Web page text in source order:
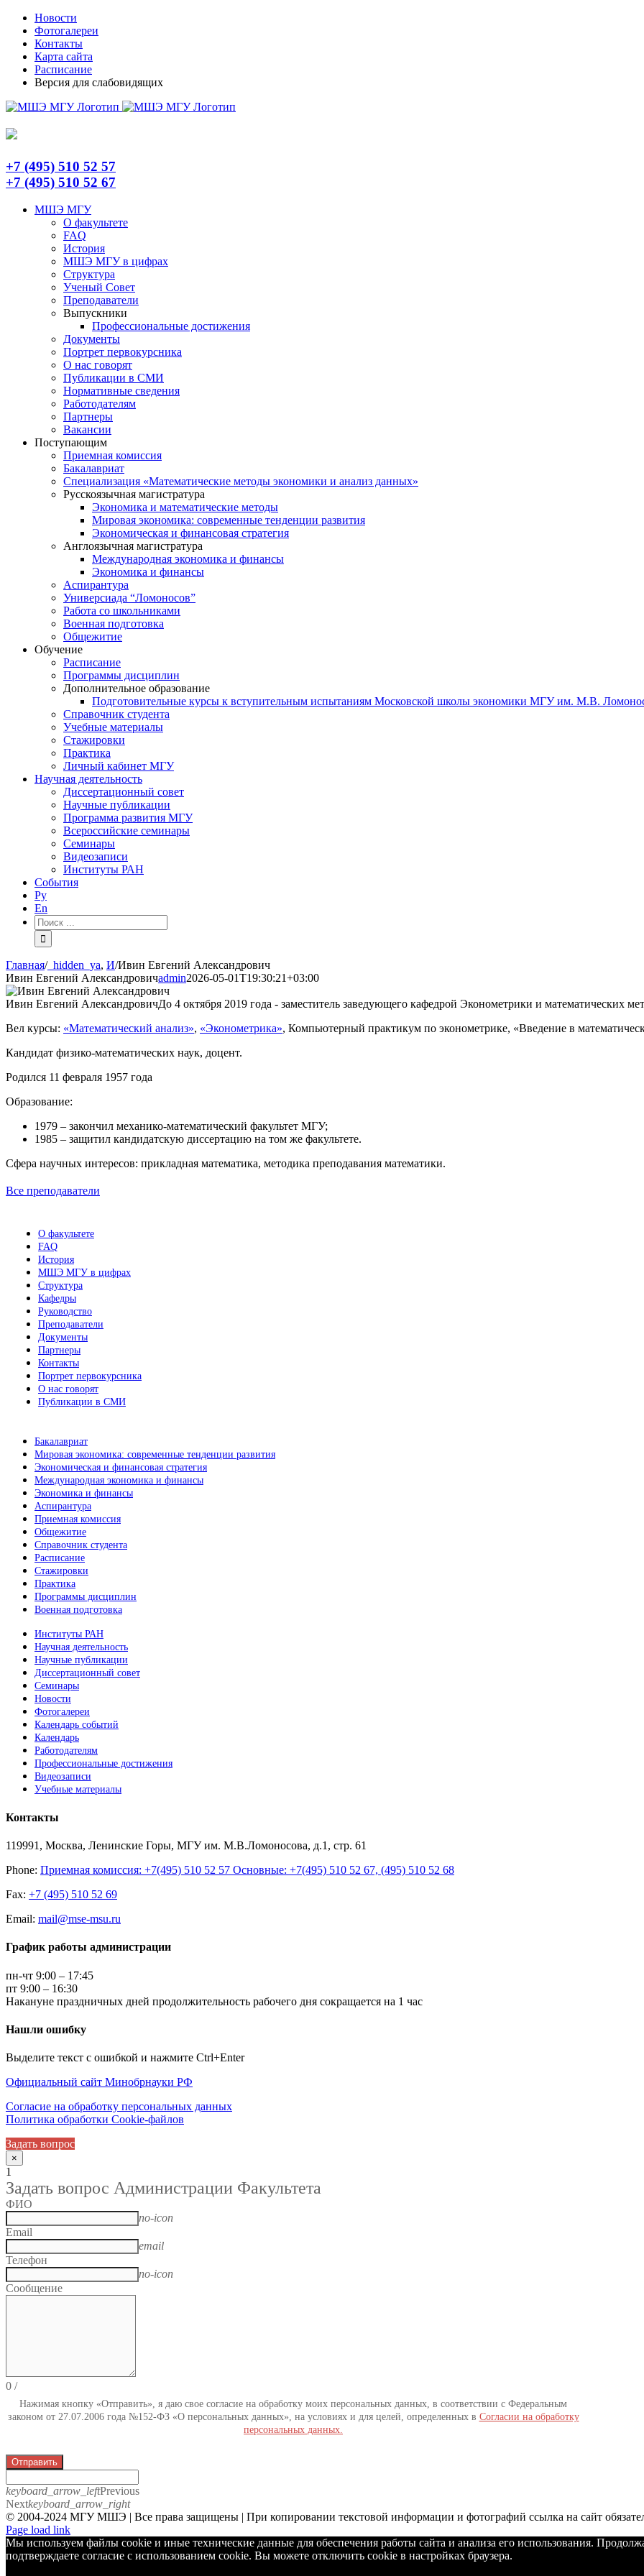
Skip
content
TelegramНовости
Фотогалереи
Контакты
Карта сайта
Расписание
Версия для слабовидящих
+7 (495) 510 52 57
+7 (495) 510 52 67
МШЭ МГУ
О факультете
FAQ
История
МШЭ МГУ в цифрах
Структура
Ученый Совет
Преподаватели
Выпускники
Профессиональные достижения
Документы
Портрет первокурсника
О нас говорят
Публикации в СМИ
Нормативные сведения
Работодателям
Партнеры
Вакансии
Поступающим
Приемная комиссия
Бакалавриат
Специализация «Математические методы экономики и анализ данных»
Русскоязычная магистратура
Экономика и математические методы
Мировая экономика: современные тенденции развития
Экономическая и финансовая стратегия
Англоязычная магистратура
Международная экономика и финансы
Экономика и финансы
Аспирантура
Универсиада “Ломоносов”
Работа со школьниками
Военная подготовка
Общежитие
Обучение
Расписание
Программы дисциплин
Дополнительное образование
Подготовительные курсы к вступительным испытаниям Московской школы экономики МГУ им. М.В.
Справочник студента
Учебные материалы
Стажировки
Практика
Личный кабинет МГУ
Научная деятельность
Диссертационный совет
Научные публикации
Программа развития МГУ
Всероссийские семинары
Семинары
Видеозаписи
Институты РАН
События
Ру
En
Результат
поиска:
Главная/_hidden_ya, И/Ивин Евгений Александрович
Ивин Евгений Александровичadmin2026-05-01T19:30:21+03:00
Ивин Евгений АлександровичДо 4 октября 2019 года - заместитель заведующего кафедрой Эконометрики и
Вел курсы: «Математический анализ», «Эконометрика», Компьютерный практикум по эконометрике, «Введение в
Кандидат физико-математических наук, доцент.
Родился 11 февраля 1957 года
Образование:
1979 – закончил механико-математический факультет МГУ;
1985 – защитил кандидатскую диссертацию на том же факультете.
Сфера научных интересов: прикладная математика, методика преподавания математики.
Все преподаватели
О факультете
FAQ
История
МШЭ МГУ в цифрах
Структура
Кафедры
Руководство
Преподаватели
Документы
Партнеры
Контакты
Портрет первокурсника
О нас говорят
Публикации в СМИ
Бакалавриат
Мировая экономика: современные тенденции развития
Экономическая и финансовая стратегия
Международная экономика и финансы
Экономика и финансы
Аспирантура
Приемная комиссия
Общежитие
Справочник студента
Расписание
Стажировки
Практика
Программы дисциплин
Военная подготовка
Институты РАН
Научная деятельность
Научные публикации
Диссертационный совет
Семинары
Новости
Фотогалереи
Календарь событий
Календарь
Работодателям
Профессиональные достижения
Видеозаписи
Учебные материалы
Контакты
119991, Москва, Ленинские Горы, МГУ им. М.В.Ломоносова, д.1, стр. 61
Phone: Приемная комиссия: +7(495) 510 52 57 Основные: +7(495) 510 52 67, (495) 510 52 68
Fax: +7 (495) 510 52 69
Email: mail@mse-msu.ru
График работы администрации
пн-чт 9:00 – 17:45
пт 9:00 – 16:30
Накануне праздничных дней продолжительность рабочего дня сокращается на 1 час
Нашли ошибку
Выделите текст с ошибкой и нажмите Ctrl+Enter
Официальный сайт Минобрнауки РФ
Согласие на обработку персональных данных
Политика обработки Cookie-файлов
Задать вопрос
×
1
Задать вопрос Администрации Факультета
ФИО
no-icon
Email
email
Телефон
no-icon
Сообщение
0 /
Нажимая кнопку «Отправить», я даю свое согласие на обработку моих персональных данных, в соответствии с Федеральным
законом от 27.07.2006 года №152-ФЗ «О персональных данных», на условиях и для целей, определенных в Согласии на обработку
персональных данных.
Отправить
keyboard_arrow_leftPrevious
Nextkeyboard_arrow_right
© 2004-2024 МГУ МШЭ | Все права защищены | При копировании текстовой информации и фотографий ссылка на сайт
Telegram
Page load link
Мы используем файлы cookie и иные технические данные для обеспечения работы сайта и анализа его использования.
подтверждаете согласие с использованием cookie. Вы можете отключить cookie в настройках браузера.